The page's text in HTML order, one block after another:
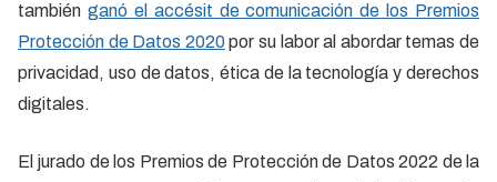
también ganó el accésit de comunicación de los Premios
Protección de Datos 2020por su labor al abordar temas de
privacidad, uso de datos, ética de la tecnología y derechos
digitales.
El jurado de los Premios de Protección de Datos 2022 de la